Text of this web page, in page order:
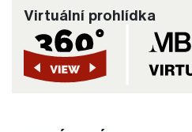
Virtuální prohlídka